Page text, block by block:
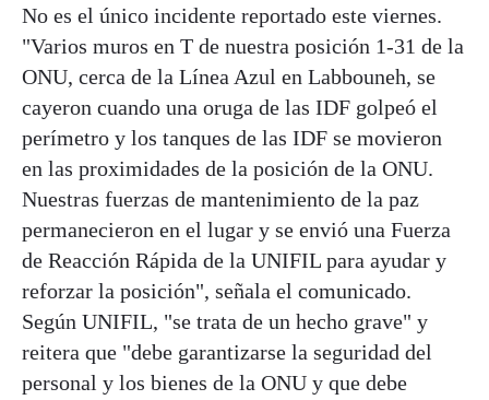
No es el único incidente reportado este viernes.
"Varios muros en T de nuestra posición 1-31 de la
ONU, cerca de la Línea Azul en Labbouneh, se
cayeron cuando una oruga de las IDF golpeó el
perímetro y los tanques de las IDF se movieron
en las proximidades de la posición de la ONU.
Nuestras fuerzas de mantenimiento de la paz
permanecieron en el lugar y se envió una Fuerza
de Reacción Rápida de la UNIFIL para ayudar y
reforzar la posición", señala el comunicado.
Según UNIFIL, "se trata de un hecho grave" y
reitera que "debe garantizarse la seguridad del
personal y los bienes de la ONU y que debe